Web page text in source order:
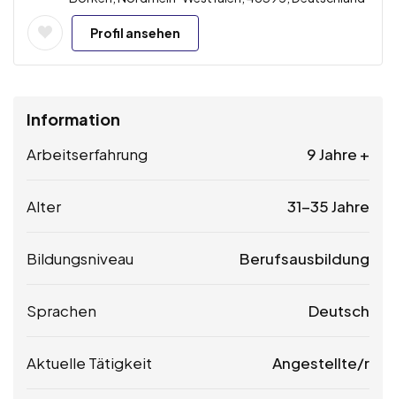
Profil ansehen
Information
Arbeitserfahrung 9 Jahre +
Alter 31-35 Jahre
Bildungsniveau Berufsausbildung
Sprachen Deutsch
Aktuelle Tätigkeit Angestellte/r